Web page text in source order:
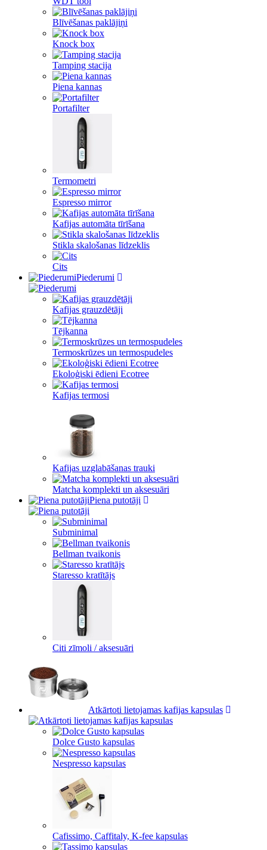
Blīvēšanas paklājiņi
Knock box
Tamping stacija
Piena kannas
Portafilter
Termometri
Espresso mirror
Kafijas automāta tīrīšana
Stikla skalošanas līdzeklis
Cits
Piederumi
Kafijas grauzdētāji
Tējkanna
Termoskrūzes un termospudeles
Ekoloģiski ēdieni Ecotree
Kafijas termosi
Kafijas uzglabāšanas trauki
Matcha komplekti un aksesuāri
Piena putotāji
Subminimal
Bellman tvaikonis
Staresso kratītājs
Citi zīmoli / aksesuāri
Atkārtoti lietojamas kafijas kapsulas
Dolce Gusto kapsulas
Nespresso kapsulas
Cafissimo, Caffitaly, K-fee kapsulas